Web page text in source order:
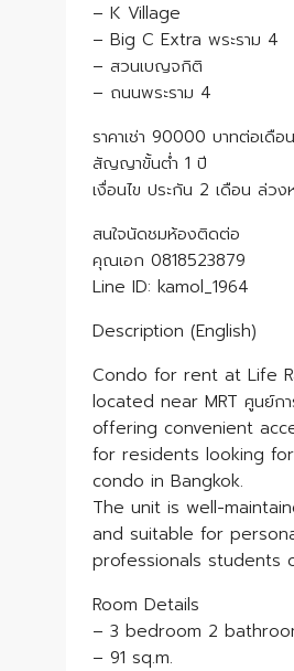
– K Village
– Big C Extra พระราม 4
– สวนเบญจกิติ
– ถนนพระราม 4
ราคาเช่า 90000 บาทต่อเดือน
สัญญาขั้นต่ำ 1 ปี
เงื่อนไข ประกัน 2 เดือน ล่วง
สนใจนัดชมห้องติดต่อ
คุณเอก 0818523879
Line ID: kamol_1964
Description (English)
Condo for rent at Life
located near MRT ศูนย์กา
offering convenient
for residents looking
condo in Bangkok.
The unit is well-
and suitable for
professionals students
Room Details
– 3 bedroom 2
– 91 sq.m.